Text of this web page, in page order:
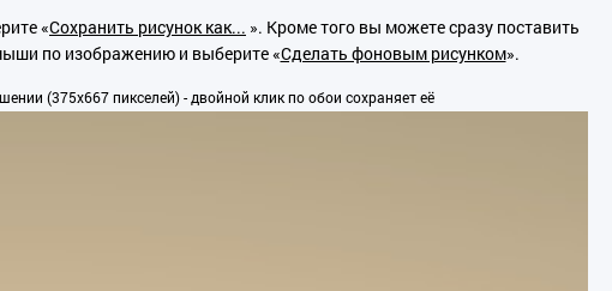
«Сохранить рисунок как... ». Кроме того вы можете сразу поставить
по изображению и выберите «Сделать фоновым рисунком».
(375x667 пикселей) - двойной клик по обои сохраняет её